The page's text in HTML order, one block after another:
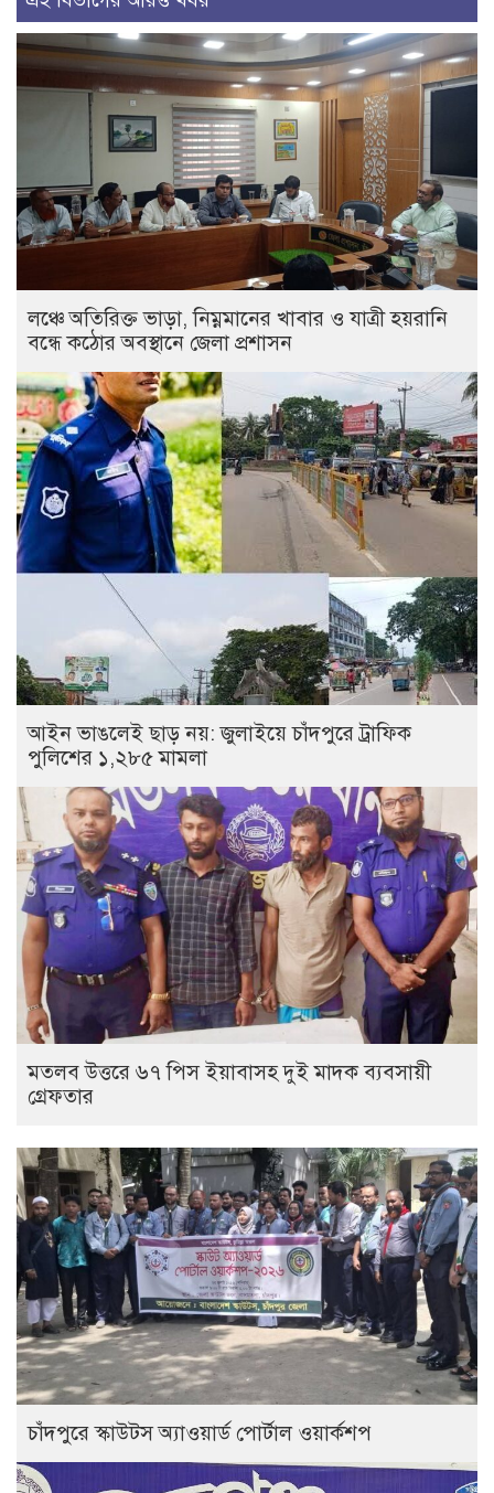
লঞ্চে অতিরিক্ত ভাড়া, নিম্নমানের খাবার ও যাত্রী হয়রানি
বন্ধে কঠোর অবস্থানে জেলা প্রশাসন
আইন ভাঙলেই ছাড় নয়: জুলাইয়ে চাঁদপুরে ট্রাফিক
পুলিশের ১,২৮৫ মামলা
মতলব উত্তরে ৬৭ পিস ইয়াবাসহ দুই মাদক ব্যবসায়ী
গ্রেফতার
চাঁদপুরে স্কাউটস অ্যাওয়ার্ড পোর্টাল ওয়ার্কশপ